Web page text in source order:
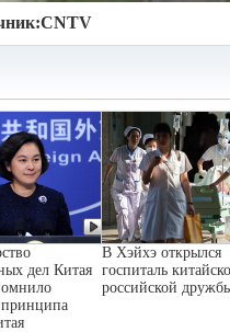
CNTV
дел Китая
В Хэйхэ открылся
госпиталь
российской